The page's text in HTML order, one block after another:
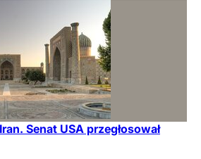
Senat USA przegłosował